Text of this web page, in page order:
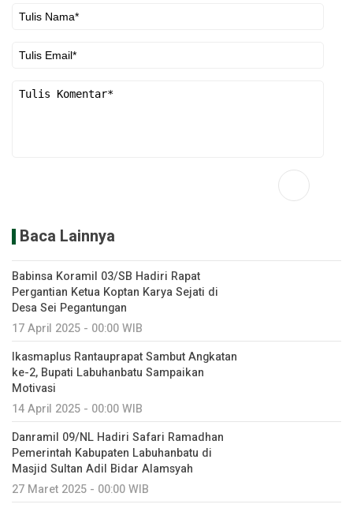
Baca Lainnya
Babinsa Koramil 03/SB Hadiri Rapat
Pergantian Ketua Koptan Karya Sejati di
Desa Sei Pegantungan
17 April 2025 - 00:00 WIB
Ikasmaplus Rantauprapat Sambut Angkatan
ke-2, Bupati Labuhanbatu Sampaikan
Motivasi
14 April 2025 - 00:00 WIB
Danramil 09/NL Hadiri Safari Ramadhan
Pemerintah Kabupaten Labuhanbatu di
Masjid Sultan Adil Bidar Alamsyah
27 Maret 2025 - 00:00 WIB